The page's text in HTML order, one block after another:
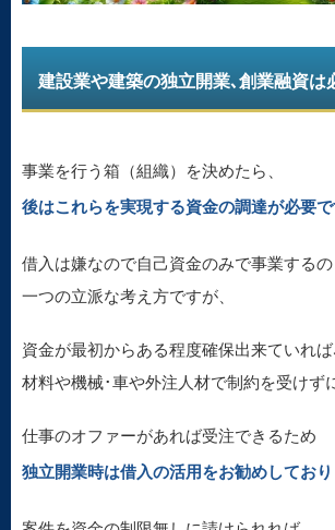
建設業や建築の独立開業､創業融資は
事業を行う箱（組織）を決めたら、
後はこれらを実現する資金の調達が必要で
借入は嫌なので自己資金のみで事業するの
一つの立派な考え方ですが、
資金が最初からある程度確保出来ていれば､
材料や機械･車や外注人材で制約を受けず
仕事のオファーがあれば受注できるため
独立開業時は借入の活用をお勧めしており